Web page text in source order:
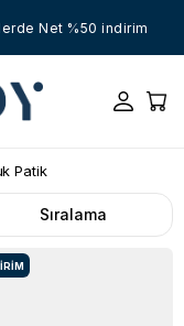
Net %50 indirim
Patik
Sıralama